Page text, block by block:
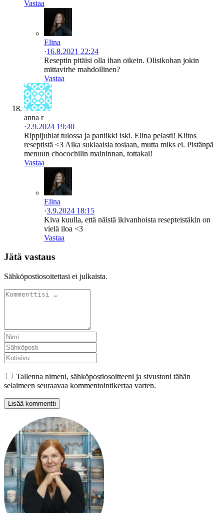
Vastaa
Elina
·16.8.2021 22:24
Reseptin pitäisi olla ihan oikein. Olisikohan jokin
mittavirhe mahdollinen?
Vastaa
anna r
·2.9.2024 19:40
Rippijuhlat tulossa ja paniikki iski. Elina pelasti! Kiitos
reseptistä <3 Aika suklaaisia tosiaan, mutta miks ei. Pistänpä
menuun chocochilin maininnan, tottakai!
Vastaa
Elina
·3.9.2024 18:15
Kiva kuulla, että näistä ikivanhoista resepteistäkin on
vielä iloa <3
Vastaa
Jätä vastaus
Sähköpostiosoitettasi ei julkaista.
Tallenna nimeni, sähköpostiosoitteeni ja sivustoni tähän
selaimeen seuraavaa kommentointikertaa varten.